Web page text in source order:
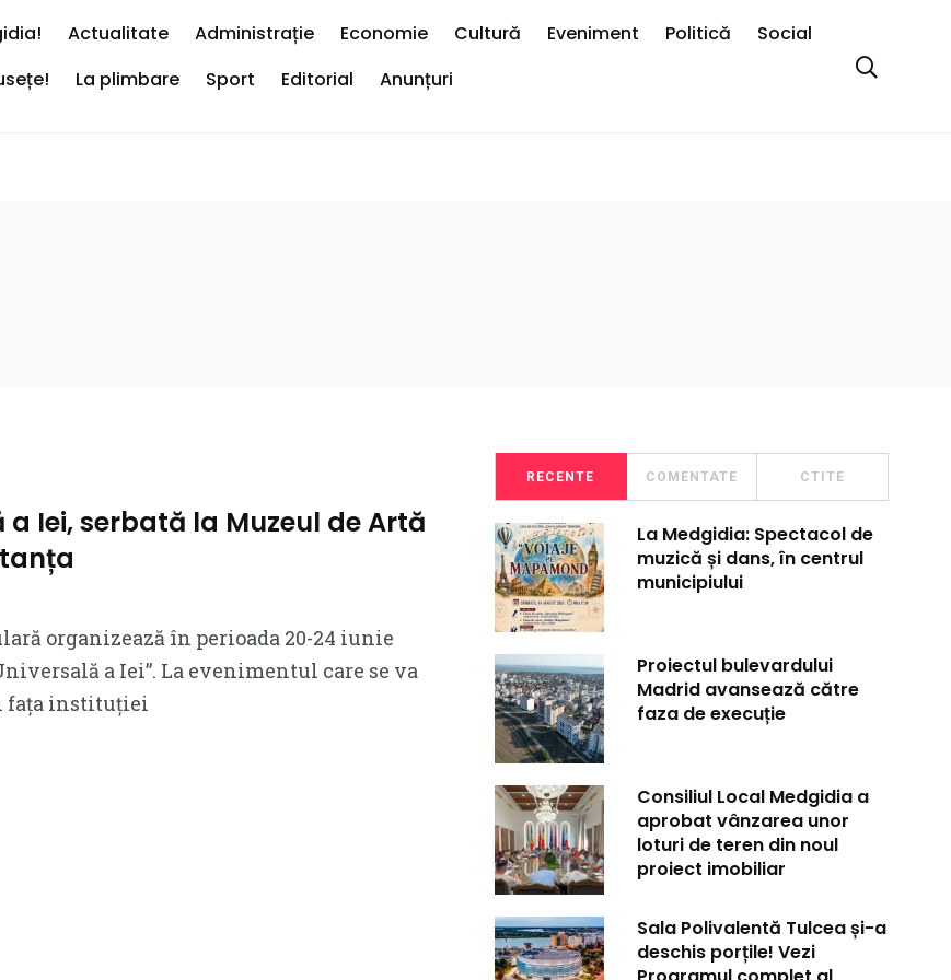
Actualitate Administrație Economie Cultură Eveniment Politică
Social
La plimbare Sport Editorial Anunțuri
a Iei, serbată la Muzeul de Artă
organizează în perioada 20-24 iunie
a Iei”. La evenimentul care se va
fața instituției
RECENTE COMENTATE CTITE
La Medgidia: Spectacol de
muzică și dans, în centrul
municipiului
Proiectul bulevardului
Madrid avansează către
faza de execuție
Consiliul Local Medgidia a
aprobat vânzarea unor
loturi de teren din noul
proiect imobiliar
Sala Polivalentă Tulcea și-a
deschis porțile! Vezi